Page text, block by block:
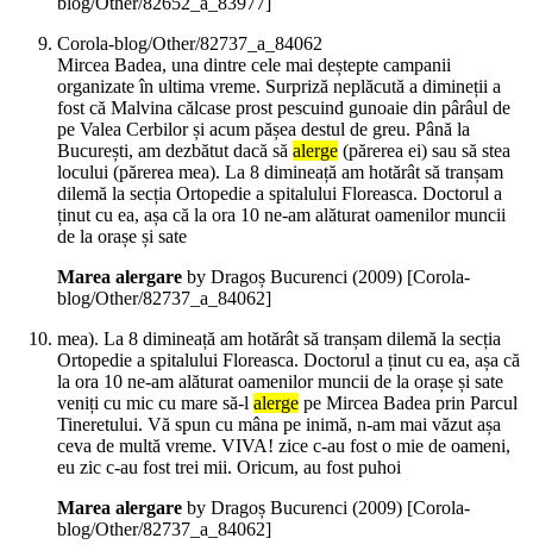
Corola-blog/Other/82737_a_84062
Mircea Badea, una dintre cele mai deștepte campanii
organizate în ultima vreme. Surpriză neplăcută a dimineții a
fost că Malvina călcase prost pescuind gunoaie din pârâul de
pe Valea Cerbilor și acum pășea destul de greu. Până la
București, am dezbătut dacă să alerge (părerea ei) sau să stea
locului (părerea mea). La 8 dimineață am hotărât să tranșam
dilemă la secția Ortopedie a spitalului Floreasca. Doctorul a
ținut cu ea, așa că la ora 10 ne-am alăturat oamenilor muncii
de la orașe și sate
Marea alergare by Dragoș Bucurenci (2009) [Corola-
blog/Other/82737_a_84062]
mea). La 8 dimineață am hotărât să tranșam dilemă la secția
Ortopedie a spitalului Floreasca. Doctorul a ținut cu ea, așa că
la ora 10 ne-am alăturat oamenilor muncii de la orașe și sate
veniți cu mic cu mare să-l alerge pe Mircea Badea prin Parcul
Tineretului. Vă spun cu mâna pe inimă, n-am mai văzut așa
ceva de multă vreme. VIVA! zice c-au fost o mie de oameni,
eu zic c-au fost trei mii. Oricum, au fost puhoi
Marea alergare by Dragoș Bucurenci (2009) [Corola-
blog/Other/82737_a_84062]